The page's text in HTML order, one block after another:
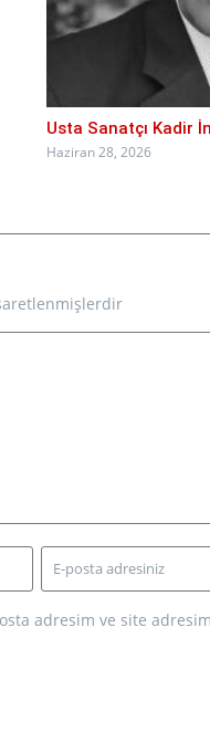
Usta Sanatçı Kadir
Haziran 28, 2026
adresim ve site